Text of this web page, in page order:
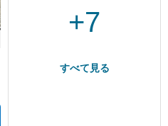
+7
すべて見る